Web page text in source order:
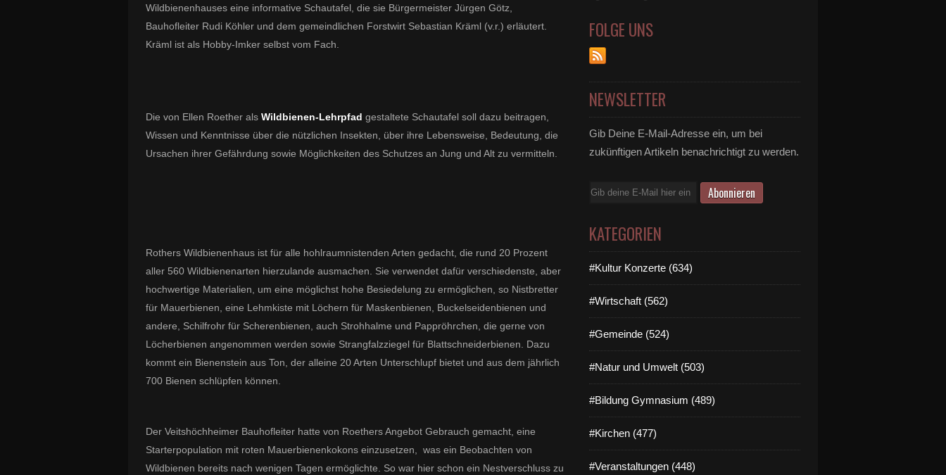
Wildbienenhauses eine informative Schautafel, die sie Bürgermeister Jürgen Götz,
Bauhofleiter Rudi Köhler und dem gemeindlichen Forstwirt Sebastian Kräml (v.r.) erläutert.
Kräml ist als Hobby-Imker selbst vom Fach.
Die von Ellen Roether als Wildbienen-Lehrpfad gestaltete Schautafel soll dazu beitragen,
Wissen und Kenntnisse über die nützlichen Insekten, über ihre Lebensweise, Bedeutung, die
Ursachen ihrer Gefährdung sowie Möglichkeiten des Schutzes an Jung und Alt zu vermitteln.
Rothers Wildbienenhaus ist für alle hohlraumnistenden Arten gedacht, die rund 20 Prozent
aller 560 Wildbienenarten hierzulande ausmachen. Sie verwendet dafür verschiedenste, aber
hochwertige Materialien, um eine möglichst hohe Besiedelung zu ermöglichen, so Nistbretter
für Mauerbienen, eine Lehmkiste mit Löchern für Maskenbienen, Buckelseidenbienen und
andere, Schilfrohr für Scherenbienen, auch Strohhalme und Pappröhrchen, die gerne von
Löcherbienen angenommen werden sowie Strangfalzziegel für Blattschneiderbienen. Dazu
kommt ein Bienenstein aus Ton, der alleine 20 Arten Unterschlupf bietet und aus dem jährlich
700 Bienen schlüpfen können.
Der Veitshöchheimer Bauhofleiter hatte von Roethers Angebot Gebrauch gemacht, eine
Starterpopulation mit roten Mauerbienenkokons einzusetzen, was ein Beobachten von
Wildbienen bereits nach wenigen Tagen ermöglichte. So war hier schon ein Nestverschluss zu
FOLGE UNS
NEWSLETTER
Gib Deine E-Mail-Adresse ein, um bei
zukünftigen Artikeln benachrichtigt zu werden.
E-
KATEGORIEN
#Kultur Konzerte (634)
#Wirtschaft (562)
#Gemeinde (524)
#Natur und Umwelt (503)
#Bildung Gymnasium (489)
#Kirchen (477)
#Veranstaltungen (448)